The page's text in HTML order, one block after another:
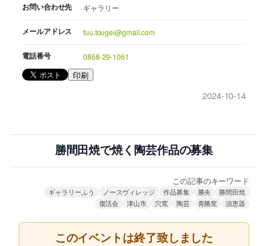
お問い合わせ先 ギャラリー
メールアドレス fuu.tougei@gmail.com
電話番号 0868-29-1061
印刷
2024-10-14
勝間田焼で焼く陶芸作品の募集
この記事のキーワード
ギャラリーふう ノースヴィレッジ 作品募集 勝央
勝間田焼
復活会
津山市 穴窯 陶芸 青勝窯 須恵器
このイベントは終了致しました